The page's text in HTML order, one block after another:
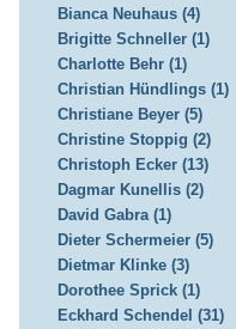
Bianca Neuhaus (4)
Brigitte Schneller (1)
Charlotte Behr (1)
Christian Hündlings (1)
Christiane Beyer (5)
Christine Stoppig (2)
Christoph Ecker (13)
Dagmar Kunellis (2)
David Gabra (1)
Dieter Schermeier (5)
Dietmar Klinke (3)
Dorothee Sprick (1)
Eckhard Schendel (31)